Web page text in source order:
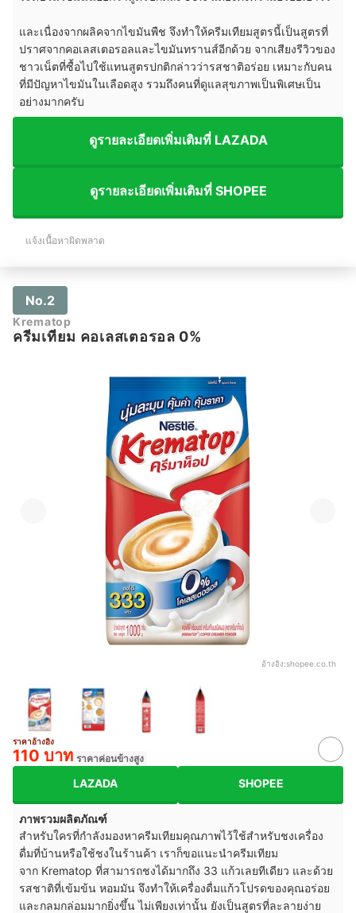
และเนื่องจากผลิคจากไขมันพืช จึงทำให้ครีมเทียมสูตรนี้เป็นสูตรที่
ปราศจากคอเลสเตอรอลและไขมันทรานส์อีกด้วย จากเสียงรีวิวของ
ชาวเน็ตที่ซื้อไปใช้แทนสูตรปกติกล่าวว่ารสชาติอร่อย เหมาะกับคน
ที่มีปัญหาไขมันในเลือดสูง รวมถึงคนที่ดูแลสุขภาพเป็นพิเศษเป็น
อย่างมากครับ
ดูรายละเอียดเพิ่มเติมที่ LAZADA
ดูรายละเอียดเพิ่มเติมที่ SHOPEE
แจ้งเนื้อหาผิดพลาด
No.2
Krematop
ครีมเทียม คอเลสเตอรอล 0%
อ้างอิง:shopee.co.th
ราคาอ้างอิง
110 บาท ราคาค่อนข้างสูง
LAZADA SHOPEE
ภาพรวมผลิตภัณฑ์
สำหรับใครที่กำลังมองหาครีมเทียมคุณภาพไว้ใช้สำหรับชงเครื่อง
ดื่มที่บ้านหรือใช้ชงในร้านค้า เราก็ขอแนะนำครีมเทียม
จาก Krematop ที่สามารถชงได้มากถึง 33 แก้วเลยทีเดียว และด้วย
รสชาติที่เข้มข้น หอมมัน จึงทำให้เครื่องดื่มแก้วโปรดของคุณอร่อย
และกลมกล่อมมากยิ่งขึ้น ไม่เพียงเท่านั้น ยังเป็นสูตรที่ละลายง่าย